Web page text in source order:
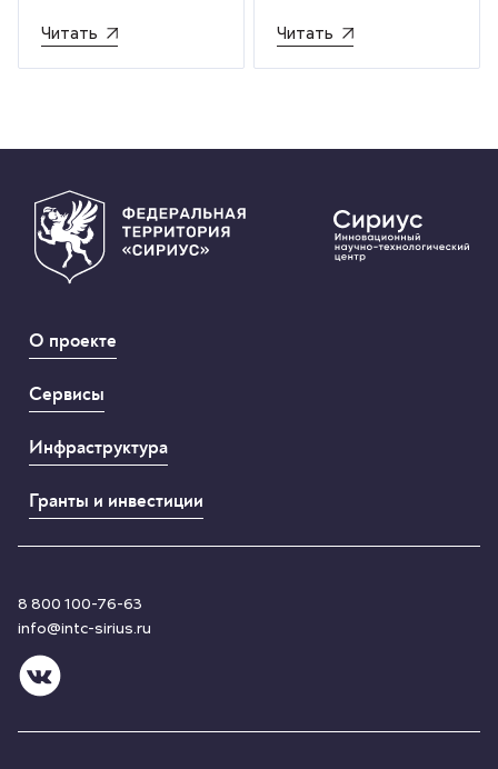
Читать Читать
О проекте
Сервисы
Инфраструктура
Гранты и инвестиции
8 800 100-76-63
info@intc-sirius.ru